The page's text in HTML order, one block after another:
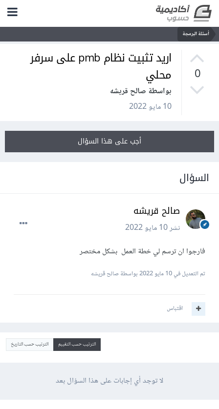
أسئلة البرمجة
0
اريد تثبيت نظام pmb على سرفر
محلي
بواسطة صالح قريشه
10 مايو 2022
أجب على هذا السؤال
السؤال
صالح قريشه
نشر10 مايو 2022
فارجوا ان ترسم لي خطة العمل بشكل مختصر
تم التعديل في10 مايو 2022 بواسطة صالح قريشه
اقتباس
الترتيب حسب التقييم الترتيب حسب التاريخ
لا توجد أي إجابات على هذا السؤال بعد